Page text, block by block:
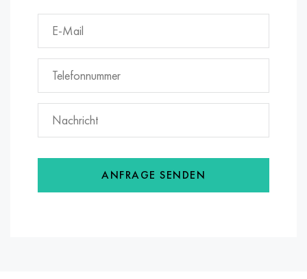
ANFRAGE SENDEN